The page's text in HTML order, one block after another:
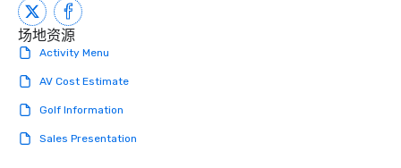
场地资源
Activity Menu
AV Cost Estimate
Golf Information
Sales Presentation